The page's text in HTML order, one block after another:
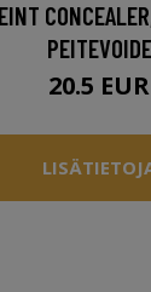
PEITEVOIDE
20.5 EUR